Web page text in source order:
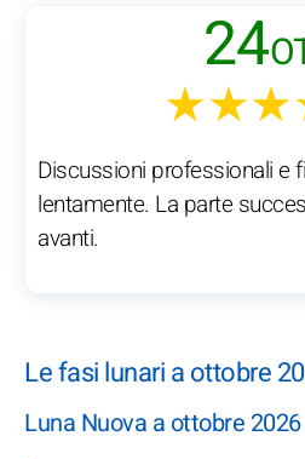
24
Discussioni professionali e
lentamente. La parte
avanti.
Le fasi lunari a ottobre
Luna Nuova a ottobre 2026